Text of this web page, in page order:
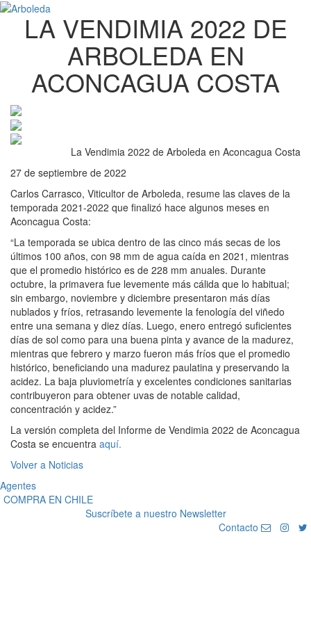
LA VENDIMIA 2022 DE
ARBOLEDA EN
ACONCAGUA COSTA
La Vendimia 2022 de Arboleda en Aconcagua Costa
27 de septiembre de 2022
Carlos Carrasco, Viticultor de Arboleda, resume las claves de la
temporada 2021-2022 que finalizó hace algunos meses en
Aconcagua Costa:
“La temporada se ubica dentro de las cinco más secas de los
últimos 100 años, con 98 mm de agua caída en 2021, mientras
que el promedio histórico es de 228 mm anuales. Durante
octubre, la primavera fue levemente más cálida que lo habitual;
sin embargo, noviembre y diciembre presentaron más días
nublados y fríos, retrasando levemente la fenología del viñedo
entre una semana y diez días. Luego, enero entregó suficientes
días de sol como para una buena pinta y avance de la madurez,
mientras que febrero y marzo fueron más fríos que el promedio
histórico, beneficiando una madurez paulatina y preservando la
acidez. La baja pluviometría y excelentes condiciones sanitarias
contribuyeron para obtener uvas de notable calidad,
concentración y acidez.”
La versión completa del Informe de Vendimia 2022 de Aconcagua
Costa se encuentra aquí.
Volver a Noticias
Agentes
COMPRA EN CHILE
Suscríbete a nuestro Newsletter
Contacto